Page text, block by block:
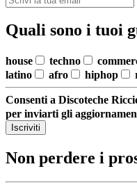
Quali sono i tuoi
house techno
latino
afro hiphop
Consenti a Discoteche
per inviarti gli
Iscriviti
Non perdere i